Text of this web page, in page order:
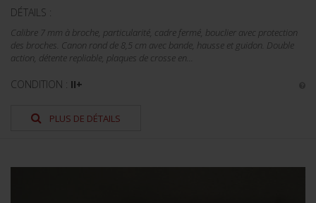
DÉTAILS :
Calibre 7 mm à broche, particularité, cadre fermé, bouclier avec protection
des broches. Canon rond de 8,5 cm avec bande, hausse et guidon. Double
action, détente repliable, plaques de crosse en...
CONDITION : II+
PLUS DE DÉTAILS